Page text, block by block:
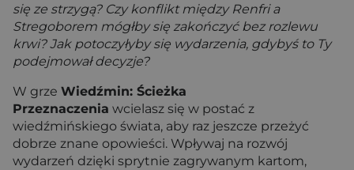
się ze strzygą? Czy konflikt między Renfri a
Stregoborem mógłby się zakończyć bez rozlewu
krwi? Jak potoczyłyby się wydarzenia, gdybyś to Ty
podejmował decyzje?
W grze Wiedźmin: Ścieżka
Przeznaczenia wcielasz się w postać z
wiedźmińskiego świata, aby raz jeszcze przeżyć
dobrze znane opowieści. Wpływaj na rozwój
wydarzeń dzięki sprytnie zagrywanym kartom,